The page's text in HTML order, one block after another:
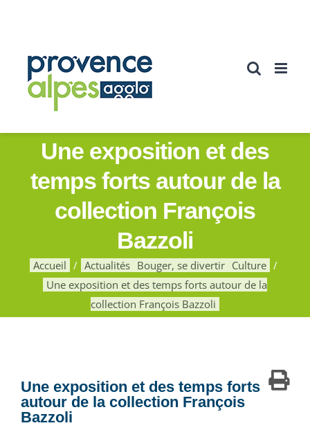
Une exposition et des
temps forts autour de la
collection François
Bazzoli
Accueil Actualités Bouger, se divertir Culture
Une exposition et des temps forts autour de la
collection François Bazzoli
Une exposition et des temps forts
autour de la collection François
Bazzoli